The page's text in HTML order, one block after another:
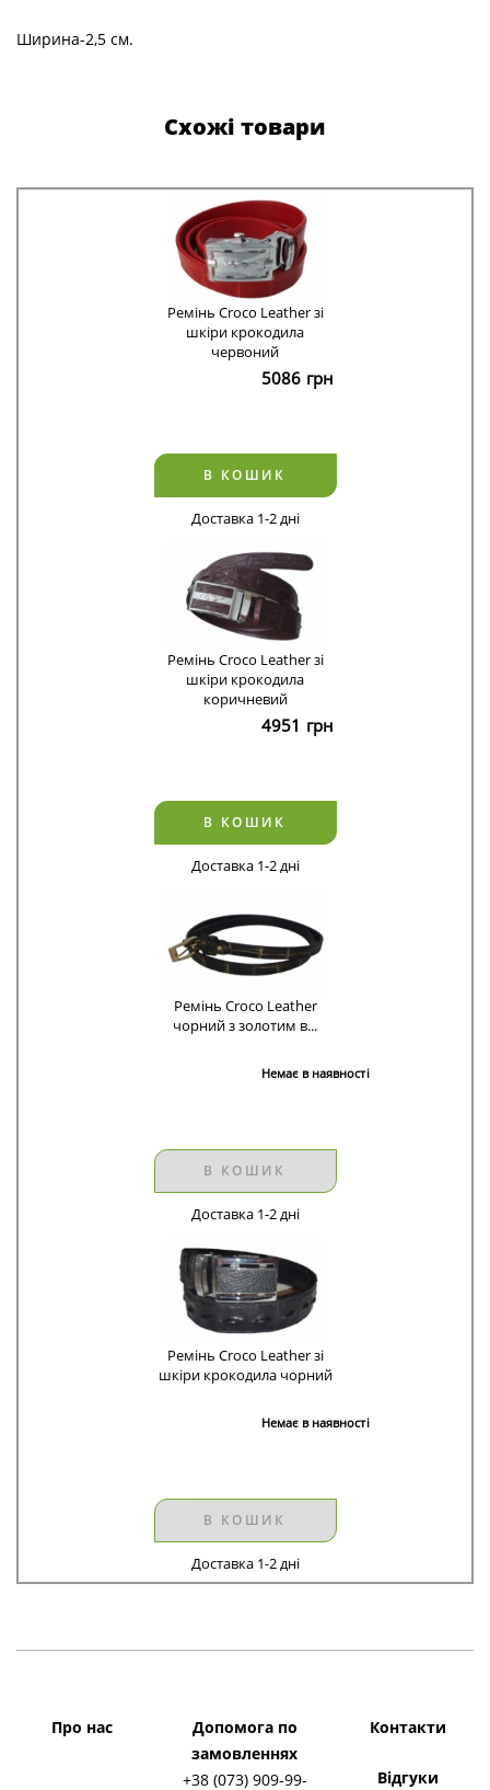
Ширина-2,5 см.
Схожі товари
Ремінь Croco Leather зі
шкіри крокодила
червоний
5086 грн
В КОШИК
Доставка 1-2 дні
Ремінь Croco Leather зі
шкіри крокодила
коричневий
4951 грн
В КОШИК
Доставка 1-2 дні
Ремінь Croco Leather
чорний з золотим в...
Немає в наявності
В КОШИК
Доставка 1-2 дні
Ремінь Croco Leather зі
шкіри крокодила чорний
Немає в наявності
В КОШИК
Доставка 1-2 дні
Про нас
Допомога по
замовленнях
+38 (073) 909-99-
Контакти
Відгуки